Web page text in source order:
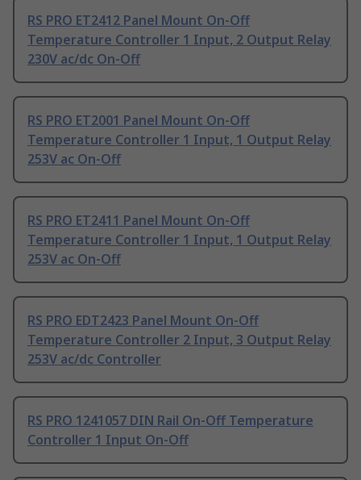
RS PRO ET2412 Panel Mount On-Off
Temperature Controller 1 Input, 2 Output Relay
230V ac/dc On-Off
RS PRO ET2001 Panel Mount On-Off
Temperature Controller 1 Input, 1 Output Relay
253V ac On-Off
RS PRO ET2411 Panel Mount On-Off
Temperature Controller 1 Input, 1 Output Relay
253V ac On-Off
RS PRO EDT2423 Panel Mount On-Off
Temperature Controller 2 Input, 3 Output Relay
253V ac/dc Controller
RS PRO 1241057 DIN Rail On-Off Temperature
Controller 1 Input On-Off